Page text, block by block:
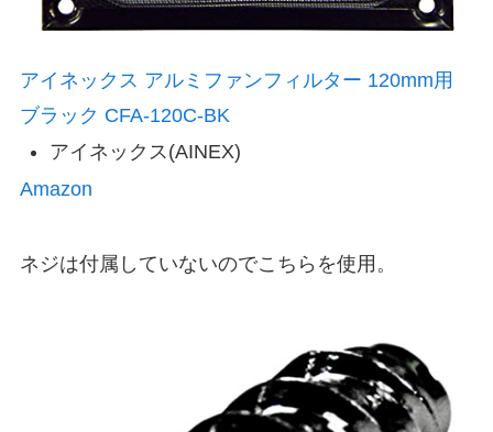
アイネックス アルミファンフィルター 120mm用
ブラック CFA-120C-BK
アイネックス(AINEX)
Amazon
ネジは付属していないのでこちらを使用。